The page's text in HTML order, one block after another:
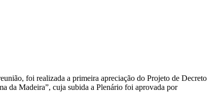
foi realizada a primeira apreciação do Projeto de Decreto
da Madeira”, cuja subida a Plenário foi aprovada por